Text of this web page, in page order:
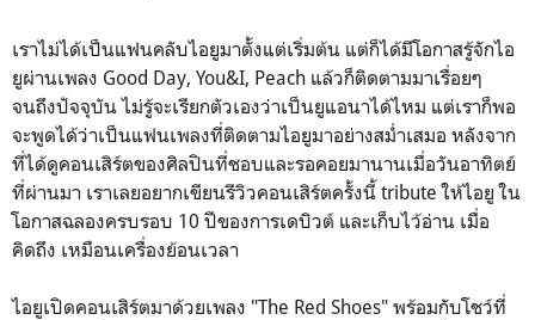
เราไม่ได้เป็นแฟนคลับไอยูมาตั้งแต่เริ่มต้น แต่ก็ได้มีโอกาสรู้จักไอ
ยูผ่านเพลง Good Day, You&I, Peach แล้วก็ติดตามมาเรื่อยๆ
จนถึงปัจจุบัน ไม่รู้จะเรียกตัวเองว่าเป็นยูแอนาได้ไหม แต่เราก็พอ
จะพูดได้ว่าเป็นแฟนเพลงที่ติดตามไอยูมาอย่างสม่ำเสมอ หลังจาก
ที่ได้ดูคอนเสิร์ตของศิลปินที่ชอบและรอคอยมานานเมื่อวันอาทิตย์
ที่ผ่านมา เราเลยอยากเขียนรีวิวคอนเสิร์ตครั้งนี้ tribute ให้ไอยู ใน
โอกาสฉลองครบรอบ 10 ปีของการเดบิวต์ และเก็บไว้อ่าน เมื่อ
คิดถึง เหมือนเครื่องย้อนเวลา
ไอยูเปิดคอนเสิร์ตมาด้วยเพลง "The Red Shoes" พร้อมกับโชว์ที่